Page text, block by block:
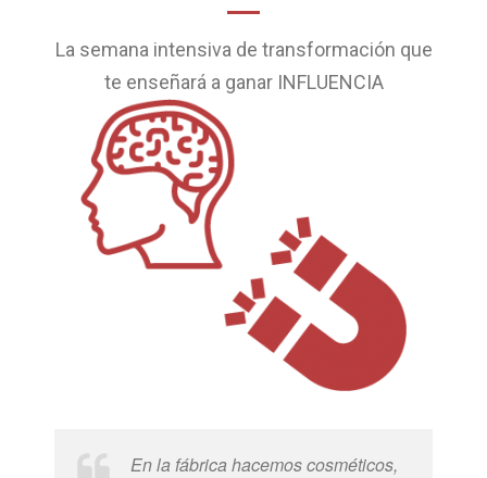
La semana intensiva de transformación que
te enseñará a ganar INFLUENCIA
En la fábrica hacemos cosméticos,